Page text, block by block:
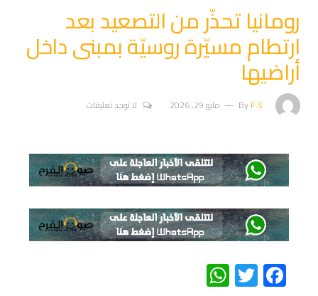
رومانيا تحذّر من التصعيد بعد
ارتطام مسيّرة روسيّة بمبنى داخل
أراضيها
ByF.S مايو 29, 2026 لا توجد تعليقات
Facebook
Twitter
WhatsApp